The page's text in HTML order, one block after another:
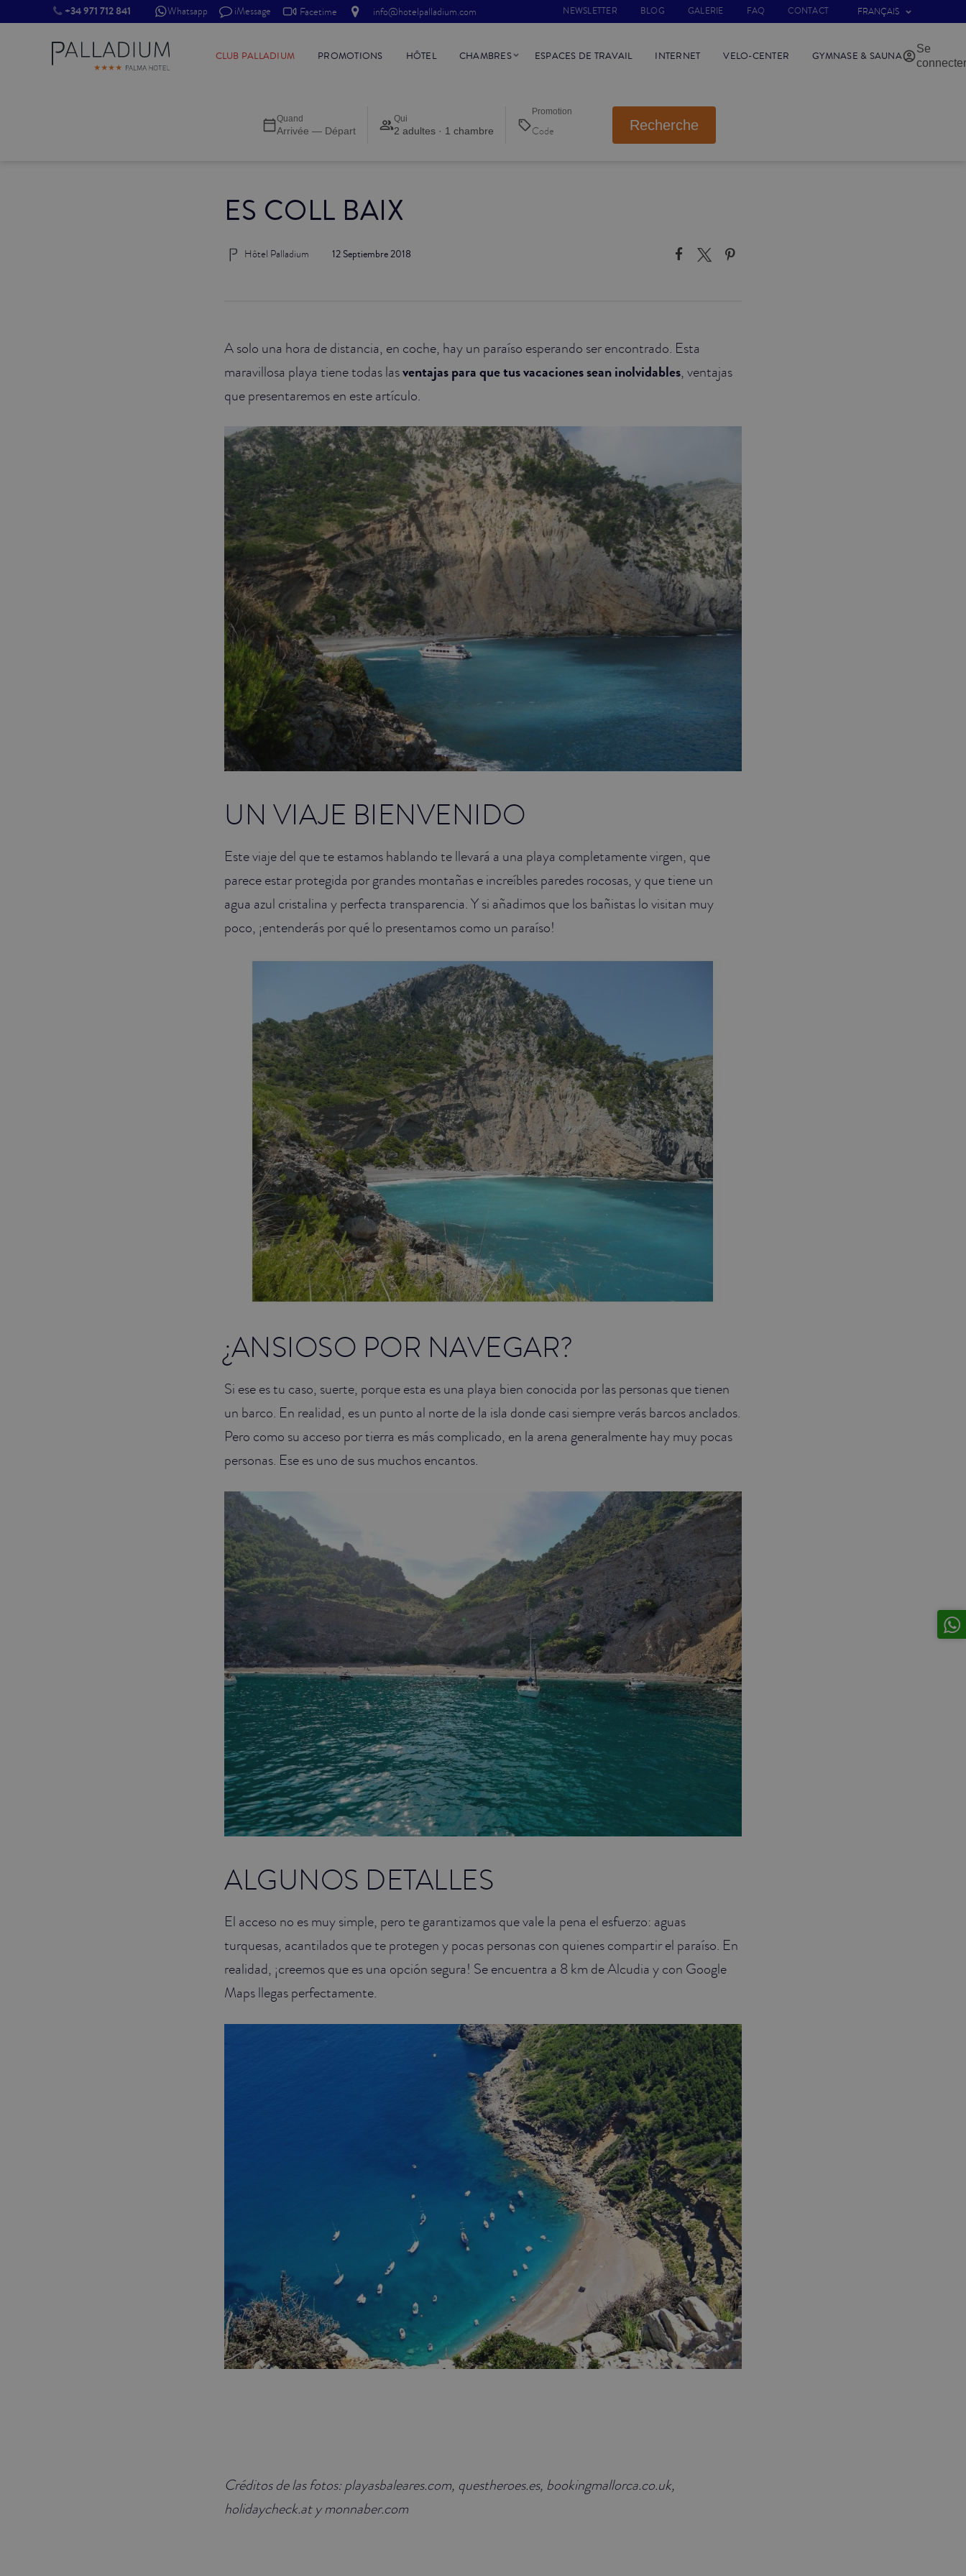
ES COLL BAIX
12 Septiembre 2018
Hôtel Palladium
A solo una hora de distancia, en coche, hay un paraíso esperando ser encontrado. Esta
maravillosa playa tiene todas lasventajas para que tus vacaciones sean inolvidables, ventajas
que presentaremos en este artículo.
UN VIAJE BIENVENIDO
Este viaje del que te estamos hablando te llevará a una playa completamente virgen, que
parece estar protegida por grandes montañas e increíbles paredes rocosas, y que tiene un
agua azul cristalina y perfecta transparencia. Y si añadimos que los bañistas lo visitan muy
poco, ¡entenderás por qué lo presentamos como un paraíso!
¿ANSIOSO POR NAVEGAR?
Si ese es tu caso, suerte, porque esta es una playa bien conocida por las personas que tienen
un barco. En realidad, es un punto al norte de la isla donde casi siempre verás barcos anclados.
Pero como su acceso por tierra es más complicado, en la arena generalmente hay muy pocas
personas. Ese es uno de sus muchos encantos.
ALGUNOS DETALLES
El acceso no es muy simple, pero te garantizamos que vale la pena el esfuerzo: aguas
turquesas, acantilados que te protegen y pocas personas con quienes compartir el paraíso. En
realidad, ¡creemos que es una opción segura! Se encuentra a 8 km de Alcudia y con Google
Maps llegas perfectamente.
Créditos de las fotos: playasbaleares.com, questheroes.es, bookingmallorca.co.uk,
holidaycheck.at y monnaber.com
+34 971 712 841 Whatsapp iMessage Facetime info@hotelpalladium.com NEWSLETTER BLOG GALERIE FAQ CONTACT FRANÇAIS
CLUB PALLADIUM PROMOTIONS HÔTEL CHAMBRES ESPACES DE TRAVAIL INTERNET VELO-CENTER GYMNASE & SAUNA
Se
connecter
Quand
Arrivée — Départ
Qui
2 adultes · 1 chambre
Promotion
Recherche
SINGLE RED